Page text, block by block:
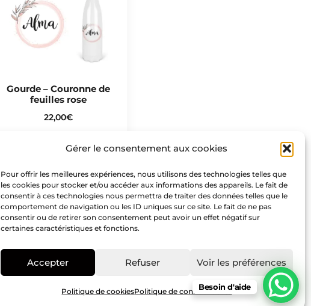
Gérer le consentement aux cookies
Pour offrir les meilleures expériences, nous utilisons des technologies telles que
les cookies pour stocker et/ou accéder aux informations des appareils. Le fait de
consentir à ces technologies nous permettra de traiter des données telles que le
comportement de navigation ou les ID uniques sur ce site. Le fait de ne pas
consentir ou de retirer son consentement peut avoir un effet négatif sur
certaines caractéristiques et fonctions.
Accepter Refuser Voir les préférences
Politique de cookiesPolitique de confidentialité
Gourde – Couronne de
feuilles rose
22,00€
Nous suivre
F
a
c
b
o
I
n
s
a
r
P
i
e
Besoin d'aide